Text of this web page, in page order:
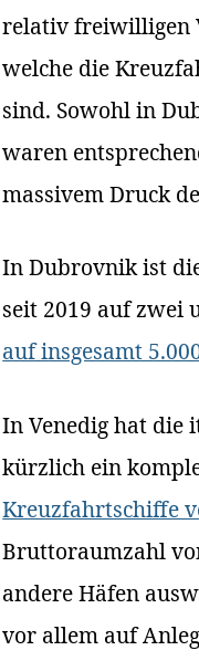
relativ freiwilligen
welche die
sind. Sowohl in
waren
massivem Druck
In Dubrovnik ist
seit 2019 auf zwei
auf insgesamt
In Venedig hat die
kürzlich ein
Kreuzfahrtschiffe
Bruttoraumzahl
andere Häfen
vor allem auf